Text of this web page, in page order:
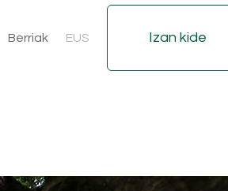
Berriak EUS Izan kide